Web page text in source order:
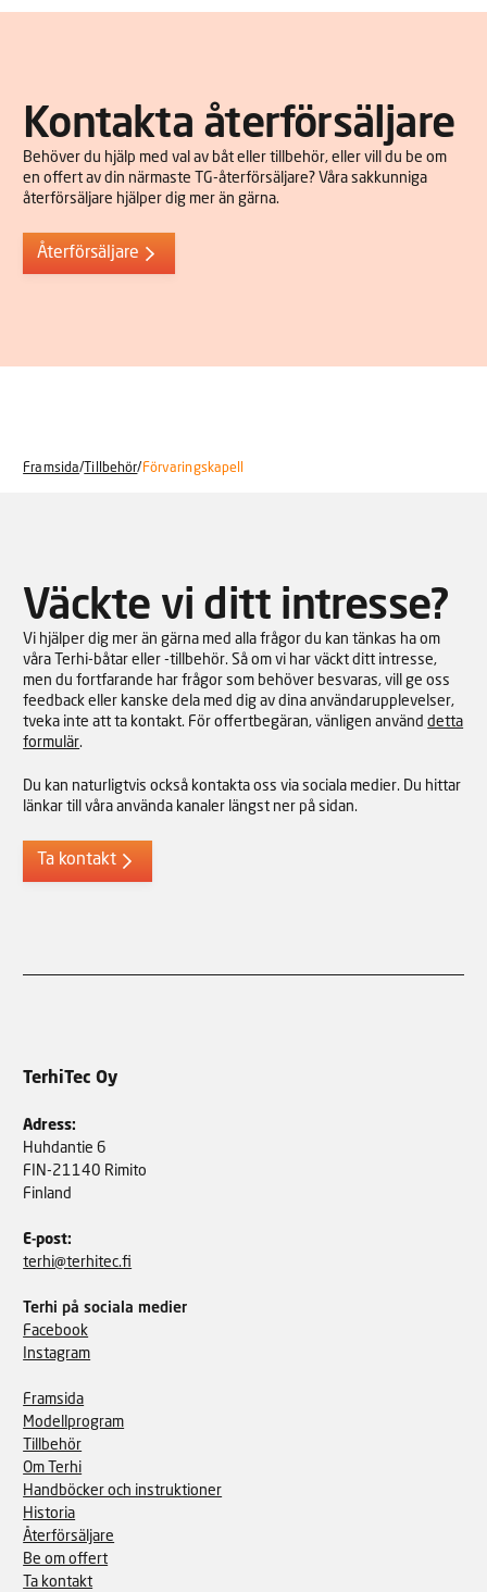
Kontakta återförsäljare
Behöver du hjälp med val av båt eller tillbehör, eller vill du be om
en offert av din närmaste TG-återförsäljare? Våra sakkunniga
återförsäljare hjälper dig mer än gärna.
Återförsäljare
Framsida/ Tillbehör/Förvaringskapell
Väckte vi ditt intresse?
Vi hjälper dig mer än gärna med alla frågor du kan tänkas ha om
våra Terhi-båtar eller -tillbehör. Så om vi har väckt ditt intresse,
men du fortfarande har frågor som behöver besvaras, vill ge oss
feedback eller kanske dela med dig av dina användarupplevelser,
tveka inte att ta kontakt. För offertbegäran, vänligen använddetta
formulär.
Du kan naturligtvis också kontakta oss via sociala medier. Du hittar
länkar till våra använda kanaler längst ner på sidan.
Ta kontakt
TerhiTec Oy
Adress:
Huhdantie 6
FIN-21140 Rimito
Finland
E-post:
terhi@terhitec.fi
Terhi på sociala medier
Facebook
Instagram
Framsida
Modellprogram
Tillbehör
Om Terhi
Handböcker och instruktioner
Historia
Återförsäljare
Be om offert
Ta kontakt